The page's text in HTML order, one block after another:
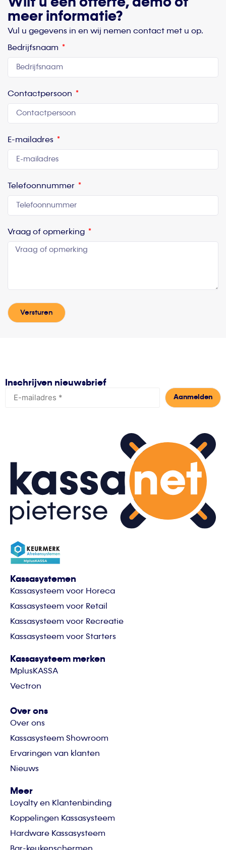
meer informatie?
Vul u gegevens in en wij nemen contact met u op.
Bedrijfsnaam
Contactpersoon
E-mailadres
Telefoonnummer
Vraag of opmerking
Versturen
Inschrijven nieuwsbrief
Kassasystemen
Kassasysteem voor Horeca
Kassasysteem voor Retail
Kassasysteem voor Recreatie
Kassasysteem voor Starters
Kassasysteem merken
MplusKASSA
Vectron
Over ons
Over ons
Kassasysteem Showroom
Ervaringen van klanten
Nieuws
Meer
Loyalty en Klantenbinding
Koppelingen Kassasysteem
Hardware Kassasysteem